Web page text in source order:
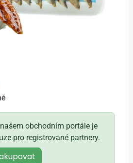
obchodním portále je
pro registrované partnery.